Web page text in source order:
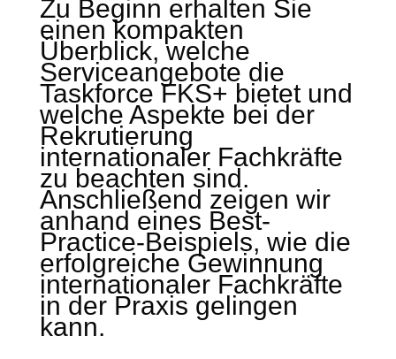
Zu Beginn erhalten Sie
einen kompakten
Überblick, welche
Serviceangebote die
Taskforce FKS+ bietet und
welche Aspekte bei der
Rekrutierung
internationaler Fachkräfte
zu beachten sind.
Anschließend zeigen wir
anhand eines Best-
Practice-Beispiels, wie die
erfolgreiche Gewinnung
internationaler Fachkräfte
in der Praxis gelingen
kann.